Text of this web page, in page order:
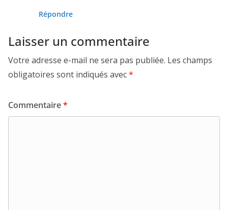
Répondre
Laisser un commentaire
Votre adresse e-mail ne sera pas publiée. Les champs
obligatoires sont indiqués avec*
Commentaire*